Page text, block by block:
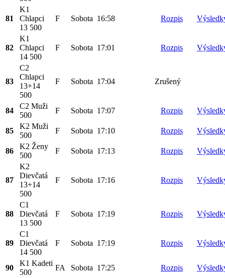
81
K1
Chlapci
13 500
F Sobota 16:58 Rozpis
82
K1
Chlapci
14 500
F Sobota 17:01 Rozpis
83
C2
Chlapci
13+14
500
F Sobota 17:04 Zrušený
84
C2 Muži
500
F Sobota 17:07 Rozpis
85
K2 Muži
500
F Sobota 17:10 Rozpis
86
K2 Ženy
500
F Sobota 17:13 Rozpis
87
K2
Dievčatá
13+14
500
F Sobota 17:16 Rozpis
88
C1
Dievčatá
13 500
F Sobota 17:19 Rozpis
89
C1
Dievčatá
14 500
F Sobota 17:19 Rozpis
90
K1 Kadeti
500
FA Sobota 17:25 Rozpis